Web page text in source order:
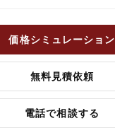
価格シミュレーション
無料見積依頼
電話で相談する